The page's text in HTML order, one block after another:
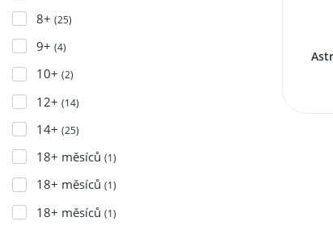
8+ (25)
9+ (4)
10+ (2)
12+ (14)
14+ (25)
18+ měsíců (1)
18+ měsíců (1)
18+ měsíců (1)